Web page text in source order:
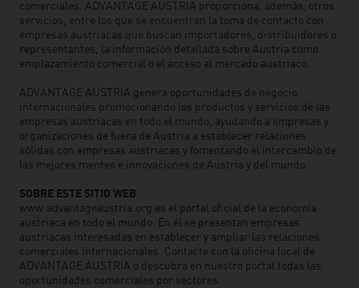
comerciales. ADVANTAGE AUSTRIA proporciona, además, otros
servicios, entre los que se encuentran la toma de contacto con
empresas austriacas que buscan importadores, distribuidores o
representantes, la información detallada sobre Austria como
emplazamiento comercial o el acceso al mercado austriaco.
ADVANTAGE AUSTRIA genera oportunidades de negocio
internacionales promocionando los productos y servicios de las
empresas austriacas en todo el mundo, ayudando a empresas y
organizaciones de fuera de Austria a establecer relaciones
sólidas con empresas austriacas y fomentando el intercambio de
las mejores mentes e innovaciones de Austria y del mundo.
SOBRE ESTE SITIO WEB
www.advantageaustria.org es el portal oficial de la economía
austriaca en todo el mundo. En él se presentan empresas
austriacas interesadas en establecer y ampliar las relaciones
comerciales internacionales. Contacte con la oficina local de
ADVANTAGE AUSTRIA o descubra en nuestro portal todas las
oportunidades comerciales por sectores.